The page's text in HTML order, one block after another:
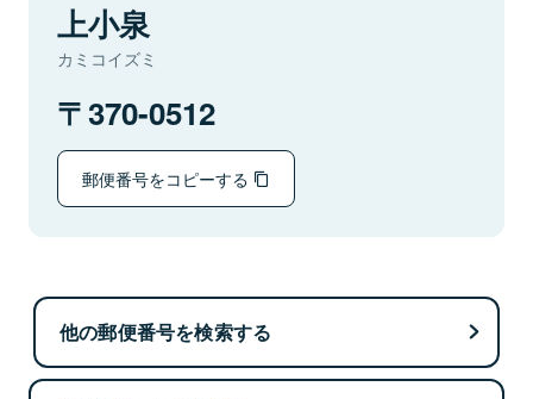
上小泉
カミコイズミ
370-0512
郵便番号をコピーする
他の郵便番号を検索する